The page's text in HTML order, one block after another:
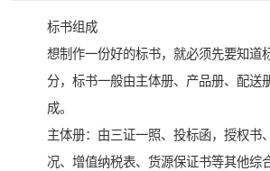
标书组成
想制作一份好的标书，就必须先要知道
分，标书一般由主体册、产品册、配送
成。
主体册：由三证一照、投标函，授权书
况、增值纳税表、货源保证书等其他综